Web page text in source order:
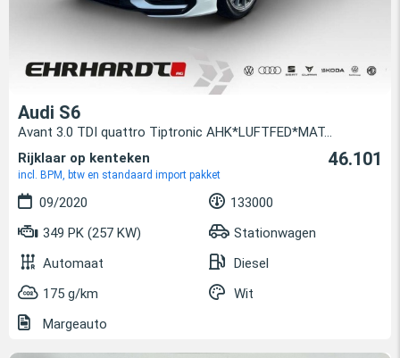
Audi S6
Avant 3.0 TDI quattro Tiptronic AHK*LUFTFED*MAT...
Rijklaar op kenteken
incl. BPM, btw en standaard import pakket
46.101
09/2020
133000
349 PK (257 KW)
Stationwagen
Automaat
Diesel
175 g/km
Wit
Margeauto